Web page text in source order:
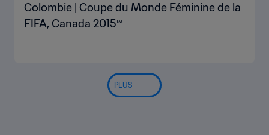
Colombie | Coupe du Monde Féminine de la
FIFA, Canada 2015™
PLUS